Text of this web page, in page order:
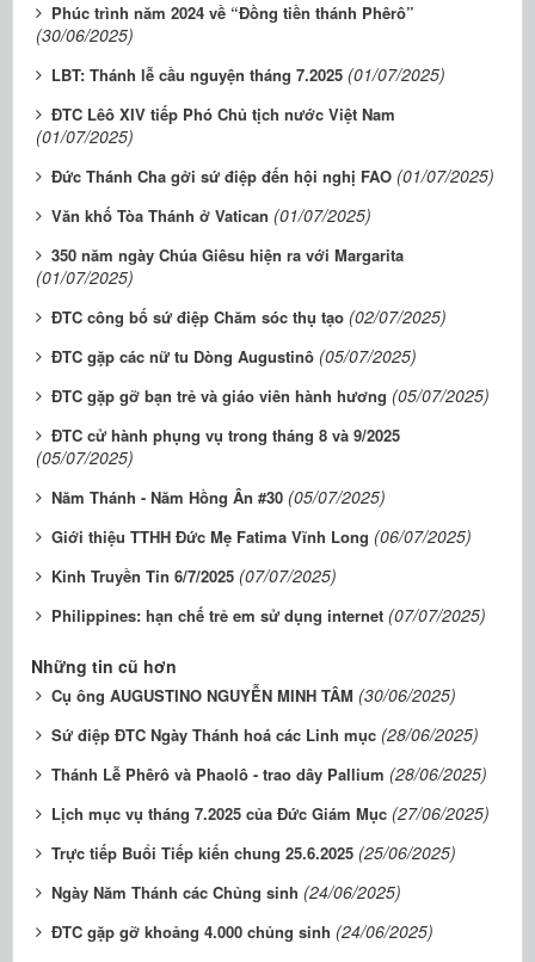
Phúc trình năm 2024 về “Đồng tiền thánh Phêrô”
(30/06/2025)
LBT: Thánh lễ cầu nguyện tháng 7.2025 (01/07/2025)
ĐTC Lêô XIV tiếp Phó Chủ tịch nước Việt Nam
(01/07/2025)
Đức Thánh Cha gởi sứ điệp đến hội nghị FAO (01/07/2025)
Văn khố Tòa Thánh ở Vatican (01/07/2025)
350 năm ngày Chúa Giêsu hiện ra với Margarita
(01/07/2025)
ĐTC công bố sứ điệp Chăm sóc thụ tạo (02/07/2025)
ĐTC gặp các nữ tu Dòng Augustinô (05/07/2025)
ĐTC gặp gỡ bạn trẻ và giáo viên hành hương (05/07/2025)
ĐTC cử hành phụng vụ trong tháng 8 và 9/2025
(05/07/2025)
Năm Thánh - Năm Hồng Ân #30 (05/07/2025)
Giới thiệu TTHH Đức Mẹ Fatima Vĩnh Long (06/07/2025)
Kinh Truyền Tin 6/7/2025 (07/07/2025)
Philippines: hạn chế trẻ em sử dụng internet (07/07/2025)
Những tin cũ hơn
Cụ ông AUGUSTINO NGUYỄN MINH TÂM (30/06/2025)
Sứ điệp ĐTC Ngày Thánh hoá các Linh mục (28/06/2025)
Thánh Lễ Phêrô và Phaolô - trao dây Pallium (28/06/2025)
Lịch mục vụ tháng 7.2025 của Đức Giám Mục (27/06/2025)
Trực tiếp Buổi Tiếp kiến chung 25.6.2025 (25/06/2025)
Ngày Năm Thánh các Chủng sinh (24/06/2025)
ĐTC gặp gỡ khoảng 4.000 chủng sinh (24/06/2025)